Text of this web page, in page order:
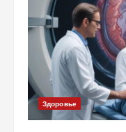
Здоровье